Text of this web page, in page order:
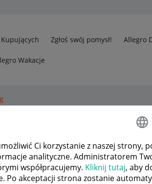
Ci korzystanie z naszej strony,
analityczne. Administratorem
współpracujemy. Kliknij tutaj, aby
Po akceptacji strona zostanie
Zgłoś swój pomysł! Allegro
Wakacje